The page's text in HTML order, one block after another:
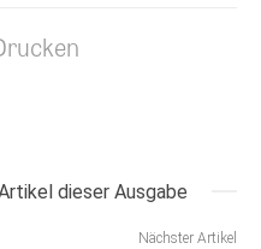
dieser Ausgabe
Nächster Artikel